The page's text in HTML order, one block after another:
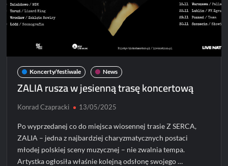
Koncerty/festiwale News
ZALIA rusza w jesienną trasę koncertową
Konrad Czapracki 13/05/2025
Po wyprzedanej co do miejsca wiosennej trasie Z SERCA,
ZALIA – jedna z najbardziej charyzmatycznych postaci
młodej polskiej sceny muzycznej – nie zwalnia tempa.
Artystka ogłosiła właśnie kolejną odsłonę swojego …